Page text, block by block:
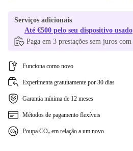
Serviços adicionais
Até €500 pelo seu dispositivo usado
Paga em 3 prestações sem juros com
Funciona como novo
Experimenta gratuitamente por 30 dias
Garantia mínima de 12 meses
Métodos de pagamento flexíveis
Poupa CO₂ em relação a um novo